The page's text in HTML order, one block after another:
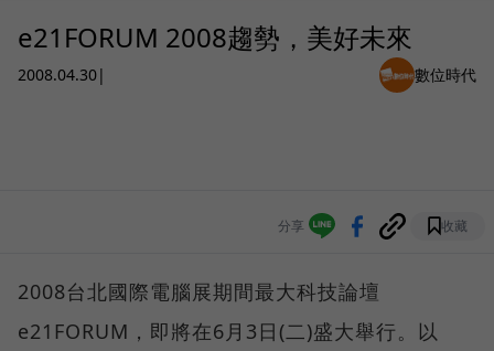
e21FORUM 2008趨勢，美好未來
2008.04.30| 數位時代
分享 收藏
2008台北國際電腦展期間最大科技論壇
e21FORUM，即將在6月3日(二)盛大舉行。以